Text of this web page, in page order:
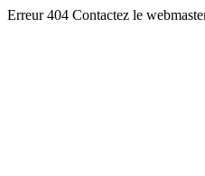
Erreur 404 Contactez le